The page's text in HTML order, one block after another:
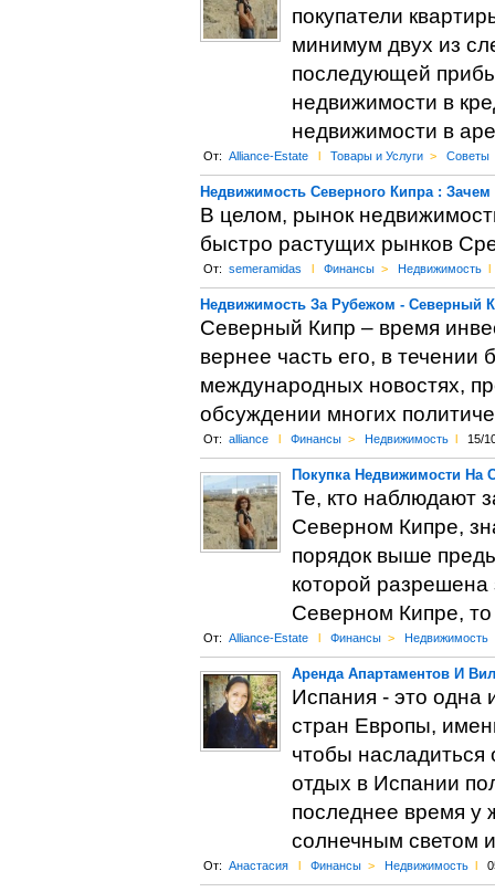
покупатели
минимум двух из
последующей
недвижимости в
недвижимости в
От: Alliance-Estate l Товары и Услуги > Советы
Недвижимость Северного Кипра :
В целом, рынок
быстро растущих рынков
От: semeramidas l Финансы > Недвижимость l
Недвижимость За Рубежом - Северный
Северный Кипр – время
вернее часть его, в течении
международных новостях,
обсуждении многих
От: alliance l Финансы > Недвижимость l 15/
Покупка Недвижимости На
Те, кто наблюдают
Северном Кипре,
порядок выше
которой разрешена
Северном Кипре,
От: Alliance-Estate l Финансы > Недвижимость
Аренда Апартаментов И
Испания - это
стран Европы,
чтобы
отдых в Испании
последнее время у
солнечным светом
От: Анастасия l Финансы > Недвижимость l